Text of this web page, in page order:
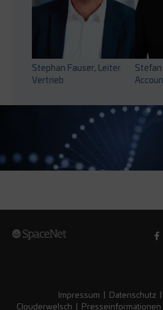
Stephan Fauser, Leiter
Vertrieb
Stefan
Impressum | Datenschutz |
Clouderwelsch | Presseinformationen